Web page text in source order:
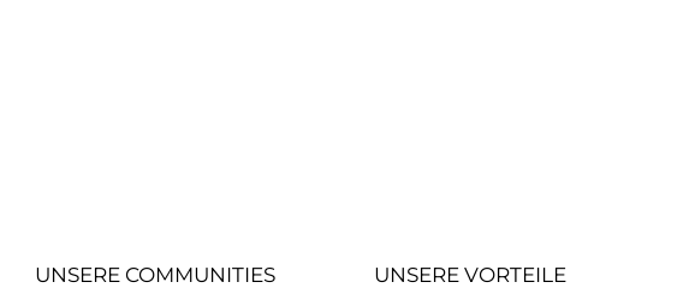
UNSERE COMMUNITIES UNSERE VORTEILE